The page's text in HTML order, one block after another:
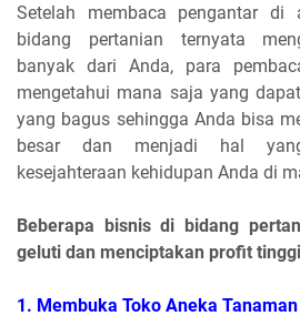
Setelah membaca pengantar
bidang pertanian ternyata
banyak dari Anda, para
mengetahui mana saja yang
yang bagus sehingga Anda bisa
besar dan menjadi hal
kesejahteraan kehidupan Anda di
Beberapa bisnis di bidang
geluti dan menciptakan profit tinggi
1. Membuka Toko Aneka